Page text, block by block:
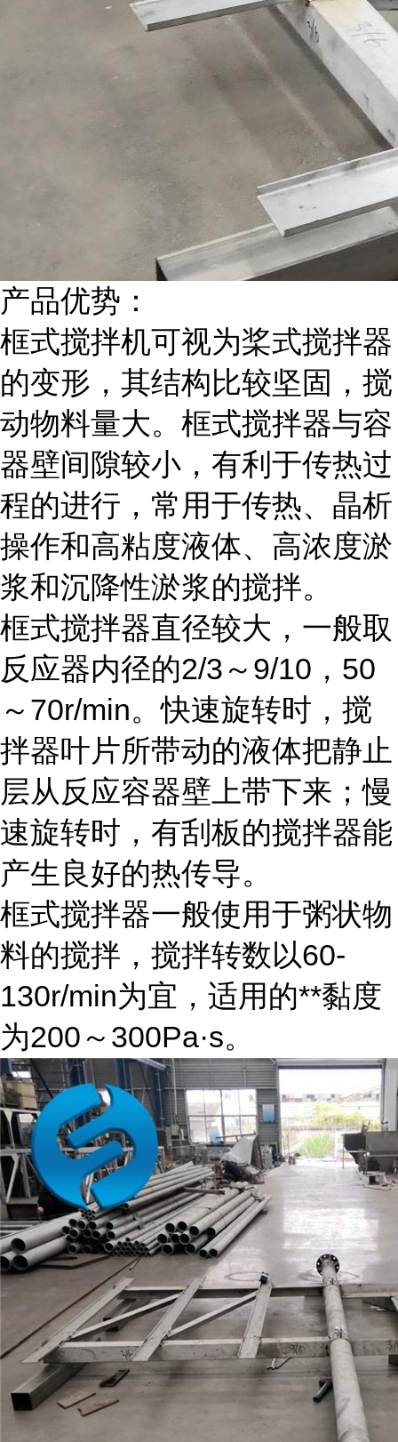
产品优势：
框式搅拌机可视为桨式搅拌器
的变形，其结构比较坚固，搅
动物料量大。框式搅拌器与容
器壁间隙较小，有利于传热过
程的进行，常用于传热、晶析
操作和高粘度液体、高浓度淤
浆和沉降性淤浆的搅拌。
框式搅拌器直径较大，一般取
反应器内径的2/3～9/10，50
～70r/min。快速旋转时，搅
拌器叶片所带动的液体把静止
层从反应容器壁上带下来；慢
速旋转时，有刮板的搅拌器能
产生良好的热传导。
框式搅拌器一般使用于粥状物
料的搅拌，搅拌转数以60-
130r/min为宜，适用的**黏度
为200～300Pa·s。